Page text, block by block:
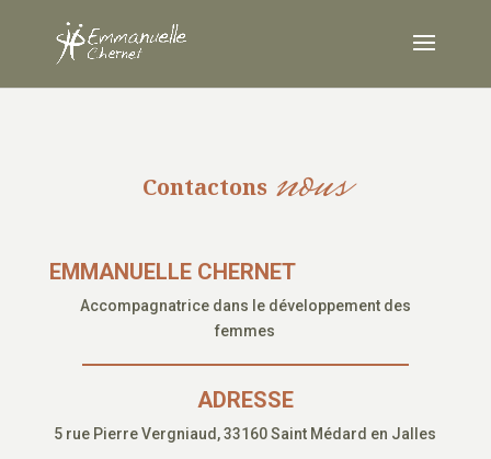
Contactons nous
EMMANUELLE CHERNET
Accompagnatrice dans le développement des
femmes
ADRESSE
5 rue Pierre Vergniaud, 33160 Saint Médard en Jalles